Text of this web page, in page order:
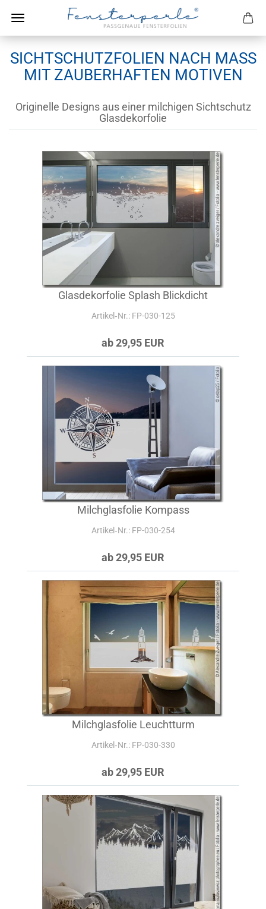
SICHTSCHUTZFOLIEN NACH MASS M
IT ZAUBERHAFTEN MOTIVEN
Originelle Designs aus einer milchigen Sichtschutz
Glasdekorfolie
Glasdekorfolie Splash Blickdicht
Artikel‑Nr.: FP-030-125
ab 29,95 EUR
Milchglasfolie Kompass
Artikel‑Nr.: FP-030-254
ab 29,95 EUR
Milchglasfolie Leuchtturm
Artikel‑Nr.: FP-030-330
ab 29,95 EUR